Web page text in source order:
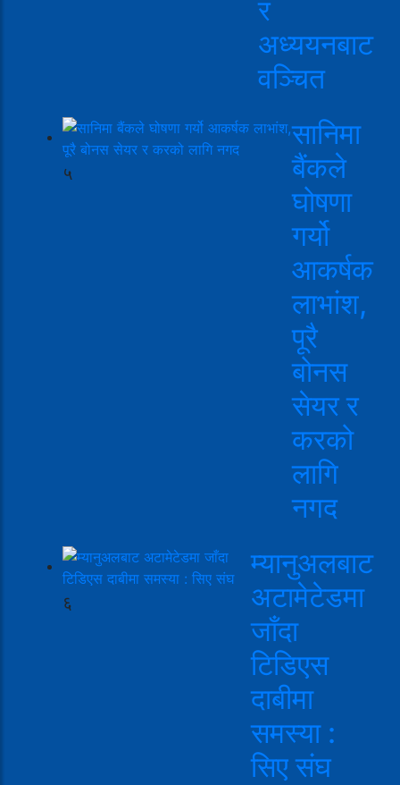
र
अध्ययनबाट
वञ्चित
५
सानिमा
बैंकले
घोषणा
गर्यो
आकर्षक
लाभांश,
पूरै
बोनस
सेयर र
करको
लागि
नगद
६
म्यानुअलबाट
अटामेटेडमा
जाँदा
टिडिएस
दाबीमा
समस्या :
सिए संघ